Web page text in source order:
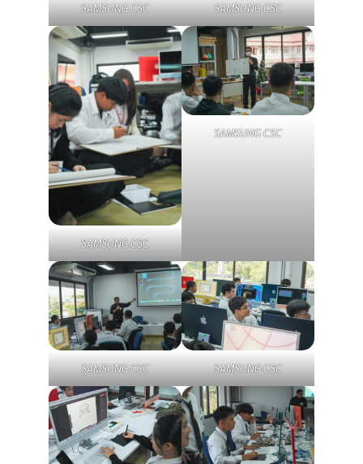
SAMSUNG CSC SAMSUNG CSC
SAMSUNG CSC
SAMSUNG CSC
SAMSUNG CSC SAMSUNG CSC